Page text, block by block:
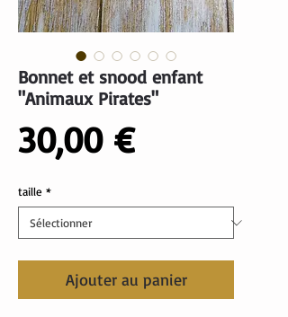
Bonnet et snood enfant
"Animaux Pirates"
30,00 €Prix
taille *
Ajouter au panier